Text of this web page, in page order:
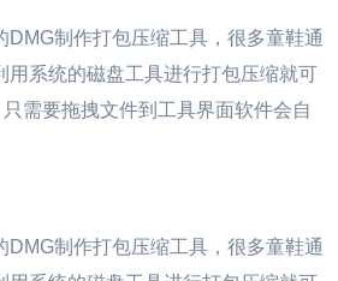
制作打包压缩工具，很多童鞋通
系统的磁盘工具进行打包压缩就可
需要拖拽文件到工具界面软件会自
制作打包压缩工具，很多童鞋通